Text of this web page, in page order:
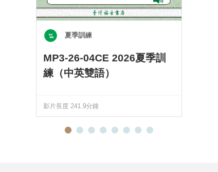
夏季訓練
MP3-26-04CE 2026夏季訓
練（中英雙語）
影片長度 241.9分鐘